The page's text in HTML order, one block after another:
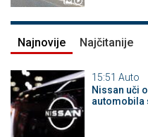
Najnovije Najčitanije
15:51 Auto
Nissan uči
automobila